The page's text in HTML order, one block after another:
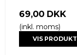
69,00 DKK
(inkl. moms)
VIS PRODUKT